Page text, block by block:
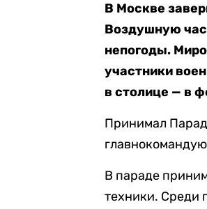
В Москве
Воздушную
непогоды.
участники
в столице — в
Принимал
В параде
техники. Среди